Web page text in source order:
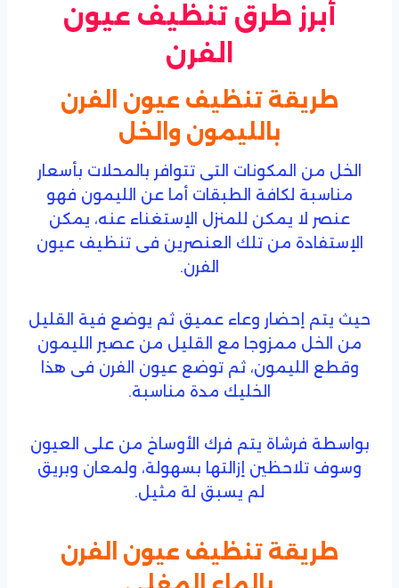
أبرز طرق تنظيف عيون
الفرن
طريقة تنظيف عيون الفرن
بالليمون والخل
الخل من المكونات التى تتوافر بالمحلات بأسعار
مناسبة لكافة الطبقات أما عن الليمون فهو
عنصر لا يمكن للمنزل الإستغناء عنه، يمكن
الإستفادة من تلك العنصرين فى تنظيف عيون
الفرن.
حيث يتم إحضار وعاء عميق ثم يوضع فية القليل
من الخل ممزوجا مع القليل من عصير الليمون
وقطع الليمون، ثم توضع عيون الفرن فى هذا
الخليك مدة مناسبة.
بواسطة فرشاة يتم فرك الأوساخ من على العيون
وسوف تلاحظين إزالتها بسهولة، ولمعان وبريق
لم يسبق لة مثيل.
طريقة تنظيف عيون الفرن